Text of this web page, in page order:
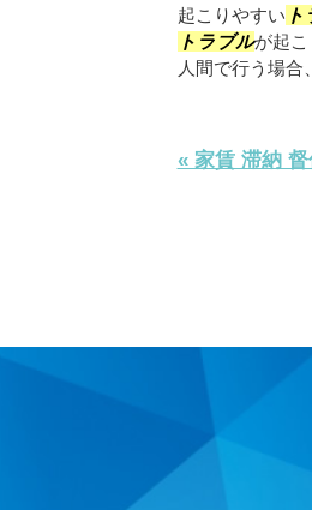
起こりやすい
トラブルが起こ
人間で行う場合
« 家賃 滞納 督